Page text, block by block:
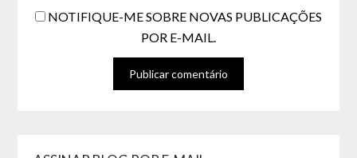
NOTIFIQUE-ME SOBRE NOVAS PUBLICAÇÕES
POR E-MAIL.